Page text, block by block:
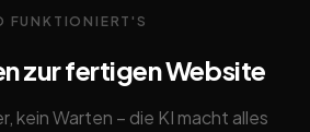
FUNKTIONIERT'S
zur fertigen Website
kein Warten – die KI macht alles